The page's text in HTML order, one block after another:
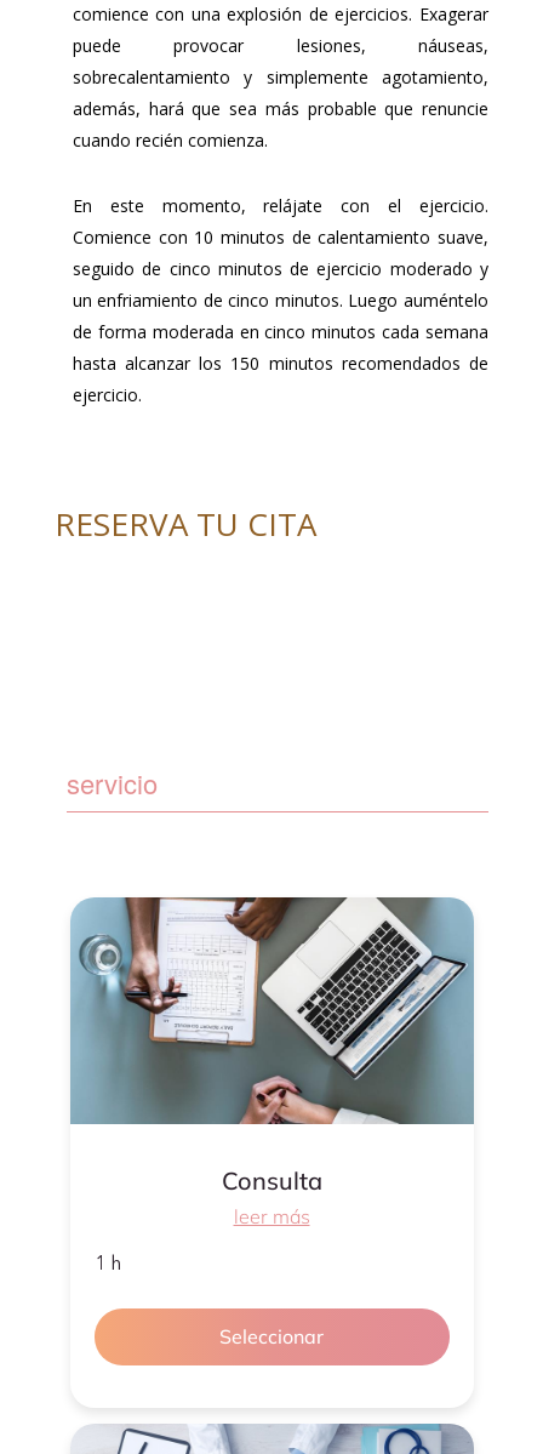
comience con una explosión de ejercicios. Exagerar
puede provocar lesiones, náuseas,
sobrecalentamiento y simplemente agotamiento,
además, hará que sea más probable que renuncie
cuando recién comienza.
En este momento, relájate con el ejercicio.
Comience con 10 minutos de calentamiento suave,
seguido de cinco minutos de ejercicio moderado y
un enfriamiento de cinco minutos. Luego auméntelo
de forma moderada en cinco minutos cada semana
hasta alcanzar los 150 minutos recomendados de
ejercicio.
RESERVA TU CITA